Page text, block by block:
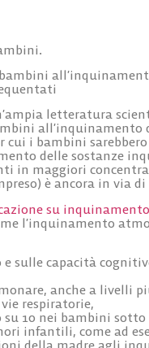
letteratura
all’inquinamento
i bambini
delle sostanze
in maggiori
è ancora in via
su
l’inquinamento
sulle capacità
anche a livelli
respiratorie,
su 10 nei bambini
infantili, come ad